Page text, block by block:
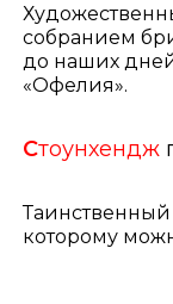
собранием
до наших
«Офелия».
Стоунхендж
которому